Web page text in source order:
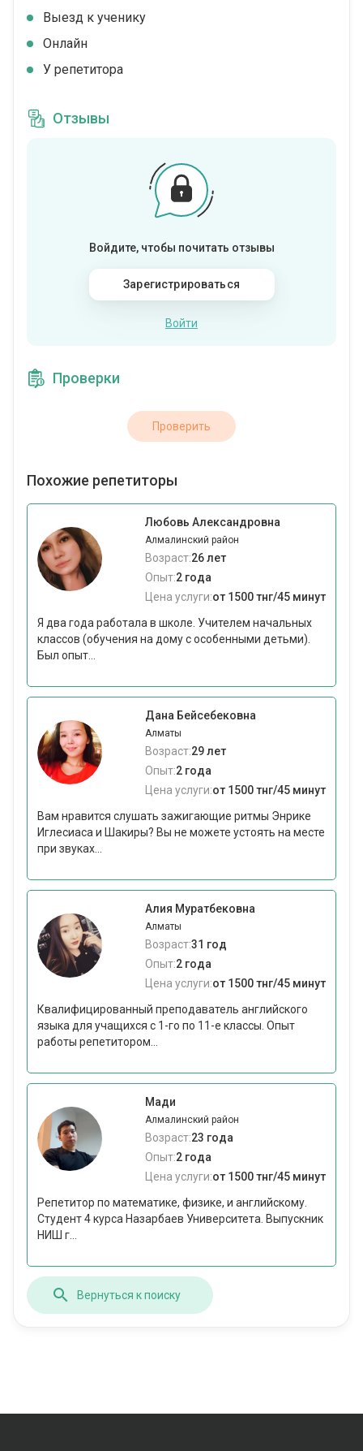
Выезд к ученику
Онлайн
У репетитора
Отзывы
Войдите, чтобы почитать отзывы
Зарегистрироваться
Войти
Проверки
Проверить
Похожие репетиторы
Любовь Александровна
Алмалинский район
Возраст:26 лет
Опыт:2 года
Цена услуги:от 1500 тнг/45 минут
Я два года работала в школе. Учителем начальных
классов (обучения на дому с особенными детьми).
Был опыт...
Дана Бейсебековна
Алматы
Возраст:29 лет
Опыт:2 года
Цена услуги:от 1500 тнг/45 минут
Вам нравится слушать зажигающие ритмы Энрике
Иглесиаса и Шакиры? Вы не можете устоять на месте
при звуках...
Алия Муратбековна
Алматы
Возраст:31 год
Опыт:2 года
Цена услуги:от 1500 тнг/45 минут
Квалифицированный преподаватель английского
языка для учащихся с 1-го по 11-е классы. Опыт
работы репетитором...
Мади
Алмалинский район
Возраст:23 года
Опыт:2 года
Цена услуги:от 1500 тнг/45 минут
Репетитор по математике, физике, и английскому.
Студент 4 курса Назарбаев Университета. Выпускник
НИШ г...
Вернуться к поиску